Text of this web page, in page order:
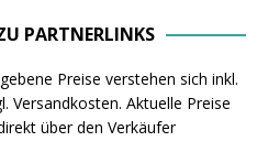
PARTNERLINKS
Preise verstehen sich inkl.
Versandkosten. Aktuelle Preise
über den Verkäufer